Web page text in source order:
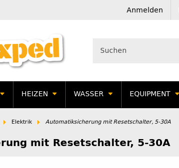
Anmelden
HEIZEN WASSER EQUIPMENT
Elektrik Automatiksicherung mit Resetschalter, 5-30A
mit Resetschalter, 5-30A